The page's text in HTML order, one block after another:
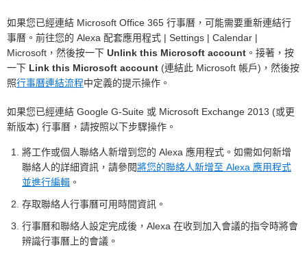
如果您已經連結 Microsoft Office 365 行事曆，可能需要重新連結行
事曆。前往您的 Alexa 配套應用程式 | Settings | Calendar |
Microsoft，然後按一下 Unlink this Microsoft account 。接著，按
一下 Link this Microsoft account (連結此 Microsoft 帳戶)，然後按
照行事曆連結流程中定義的提示操作。
如果您已經連結 Google G-Suite 或 Microsoft Exchange 2013 (或更
新版本) 行事曆，請按照以下步驟操作。
將工作或個人聯絡人新增到您的 Alexa 應用程式。如需如何新增
聯絡人的詳細資訊，請參閱將您的聯絡人新增至 Alexa 應用程式
並進行編輯 。
存取聯絡人行事曆可用時間資訊。
行事曆和聯絡人設定完成後，Alexa 在收到加入會議的指令時將會
辨識行事曆上的會議。